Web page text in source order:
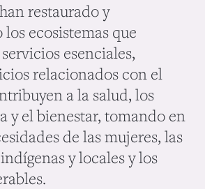
restaurado y
ecosistemas que
esenciales,
relacionados con el
a la salud, los
y el bienestar, tomando en
de las mujeres, las
y locales y los